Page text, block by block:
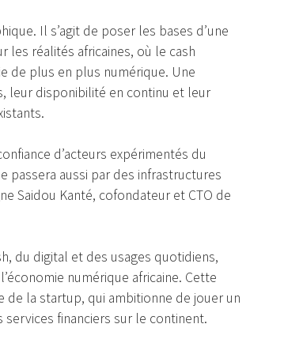
Il s’agit de poser les bases d’une
les réalités africaines, où le cash
de plus en plus numérique. Une
leur disponibilité en continu et leur
d’acteurs expérimentés du
passera aussi par des infrastructures
Saidou Kanté, cofondateur et CTO de
du digital et des usages quotidiens,
numérique africaine. Cette
de la startup, qui ambitionne de jouer un
financiers sur le continent.